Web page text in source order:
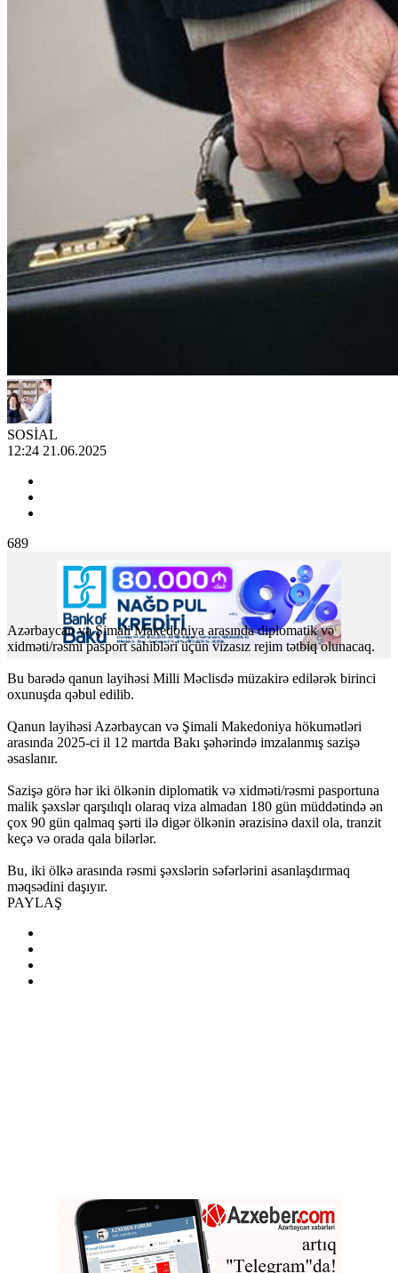
SOSİAL
12:24 21.06.2025
689
Azərbaycan və Şimali Makedoniya arasında diplomatik və
xidməti/rəsmi pasport sahibləri üçün vizasız rejim tətbiq olunacaq.
Bu barədə qanun layihəsi Milli Məclisdə müzakirə edilərək birinci
oxunuşda qəbul edilib.
Qanun layihəsi Azərbaycan və Şimali Makedoniya hökumətləri
arasında 2025-ci il 12 martda Bakı şəhərində imzalanmış sazişə
əsaslanır.
Sazişə görə hər iki ölkənin diplomatik və xidməti/rəsmi pasportuna
malik şəxslər qarşılıqlı olaraq viza almadan 180 gün müddətində ən
çox 90 gün qalmaq şərti ilə digər ölkənin ərazisinə daxil ola, tranzit
keçə və orada qala bilərlər.
Bu, iki ölkə arasında rəsmi şəxslərin səfərlərini asanlaşdırmaq
məqsədini daşıyır.
PAYLAŞ